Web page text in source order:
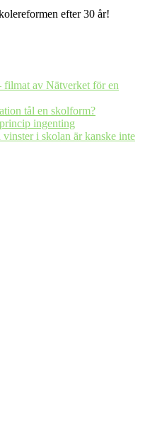
efter 30 år!
filmat av Nätverket för en
tål en skolform?
ingenting
i skolan är kanske inte